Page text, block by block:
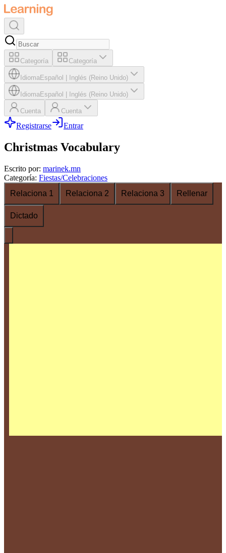
Categoría Categoría
IdiomaEspañol Inglés (Reino Unido)
IdiomaEspañol Inglés (Reino Unido)
Cuenta Cuenta
Registrarse Entrar
Christmas Vocabulary
Escrito por: marinek.mn
Categoría: Fiestas/Celebraciones
Relaciona 1
Relaciona 2 Relaciona 3 Rellenar
Dictado